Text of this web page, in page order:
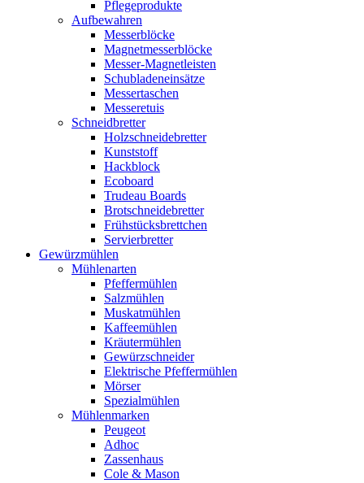
Pflegeprodukte
Aufbewahren
Messerblöcke
Magnetmesserblöcke
Messer-Magnetleisten
Schubladeneinsätze
Messertaschen
Messeretuis
Schneidbretter
Holzschneidebretter
Kunststoff
Hackblock
Ecoboard
Trudeau Boards
Brotschneidebretter
Frühstücksbrettchen
Servierbretter
Gewürzmühlen
Mühlenarten
Pfeffermühlen
Salzmühlen
Muskatmühlen
Kaffeemühlen
Kräutermühlen
Gewürzschneider
Elektrische Pfeffermühlen
Mörser
Spezialmühlen
Mühlenmarken
Peugeot
Adhoc
Zassenhaus
Cole & Mason